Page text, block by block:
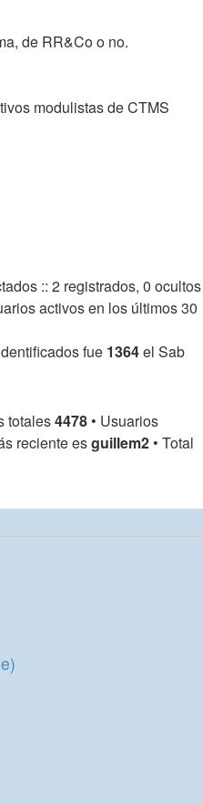
de RR&Co o no.
modulistas de CTMS
:: 2 registrados, 0 ocultos
activos en los últimos 30
fue 1364el Sab
totales4478 • Usuarios
reciente esguillem2 • Total